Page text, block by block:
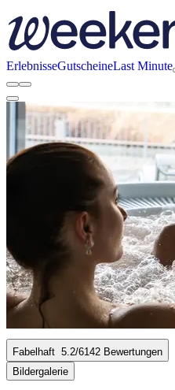
ErlebnisseGutscheineLast Minute
Fabelhaft 5.2/6142 Bewertungen
Bildergalerie